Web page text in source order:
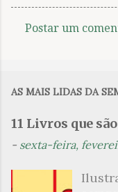
n
t
Postar um
AS MAIS LIDAS DA
11 Livros que
- sexta-feira,